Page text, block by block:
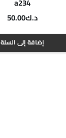
د.ك50.00
إضافة إلى السلة